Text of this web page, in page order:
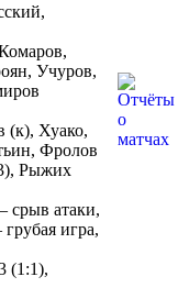
Учуров,
Хуако,
Фролов
Рыжих
срыв атаки,
игра,
(1:1),